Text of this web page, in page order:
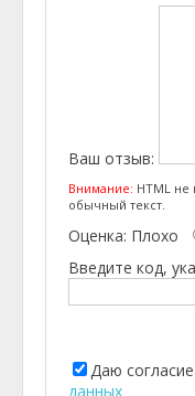
Ваш отзыв:
Внимание: HTML не
обычный текст.
Оценка: Плохо
Введите код,
Даю
данных